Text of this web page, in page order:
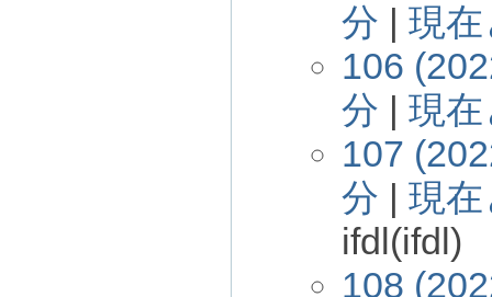
分 | 現
106
分 | 現
107
分 | 現
ifdl(ifdl)
108